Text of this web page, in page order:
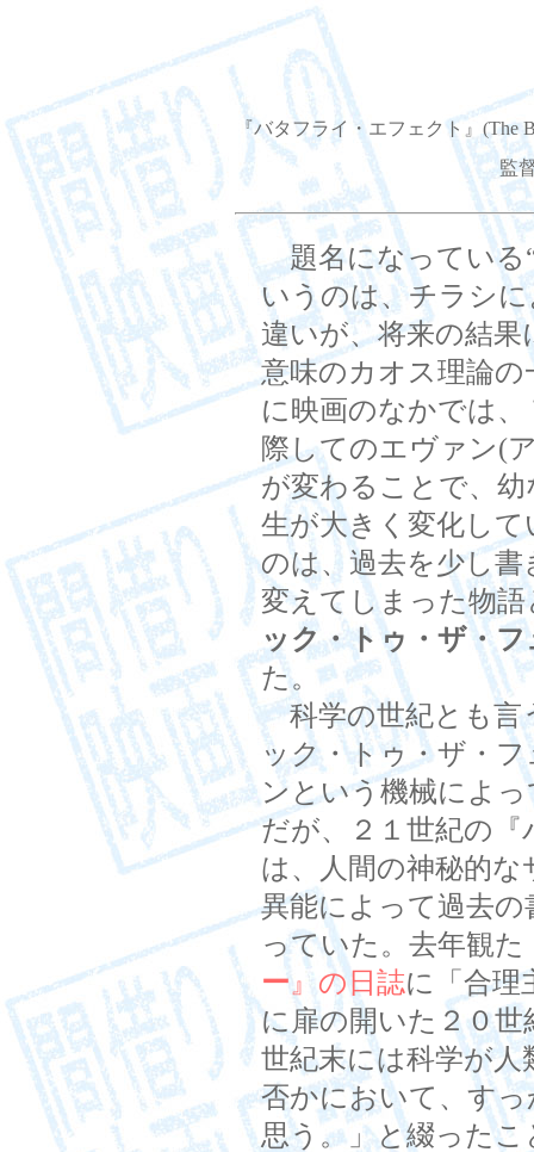
『バタフライ・エフェクト』(The
監
題名になっている
いうのは、チラシ
違いが、将来の結
意味のカオス理論
に映画のなかでは
際してのエヴァン(
が変わることで、
生が大きく変化し
のは、過去を少し
変えてしまった物
ック・トゥ・ザ・
た。
科学の世紀とも言
ック・トゥ・ザ・
ンという機械によ
だが、２１世紀の
は、人間の神秘的
異能によって過去
っていた。去年観た
ー』の日誌に「合理
に扉の開いた２０
世紀末には科学が
否かにおいて、す
思う。」と綴った